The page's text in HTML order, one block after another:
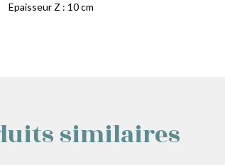
Epaisseur Z : 10 cm
similaires